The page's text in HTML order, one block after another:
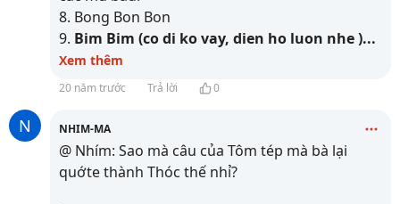
8. Bong Bon Bon
9. Bim Bim (co di ko vay, dien ho luon nhe )...
Xem thêm
20 năm trước Trả lời 0
N NHIM-MA
@ Nhím: Sao mà câu của Tôm tép mà bà lại
quớte thành Thóc thế nhỉ?